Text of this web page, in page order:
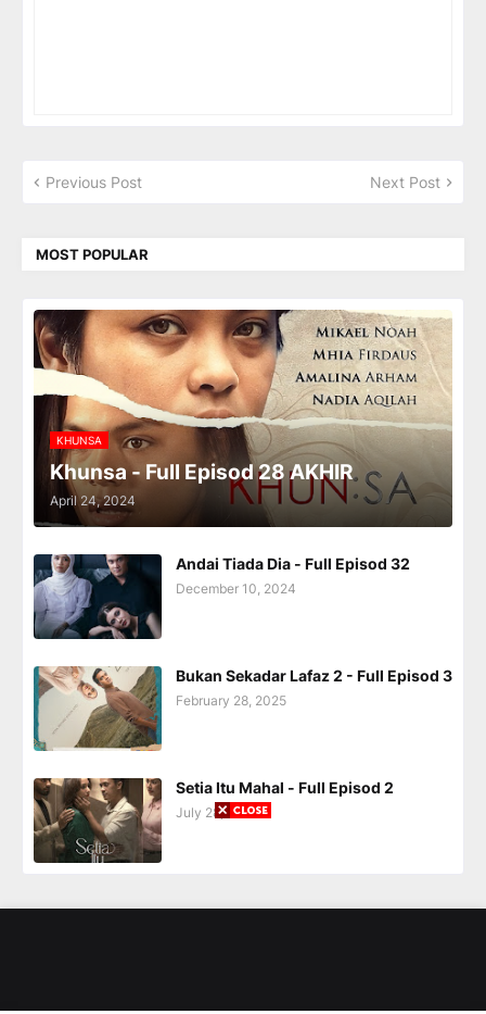
Previous Post Next Post
MOST POPULAR
KHUNSA
Khunsa - Full Episod 28 AKHIR
April 24, 2024
Andai Tiada Dia - Full Episod 32
December 10, 2024
Bukan Sekadar Lafaz 2 - Full Episod 3
February 28, 2025
Setia Itu Mahal - Full Episod 2
July 28, 2025